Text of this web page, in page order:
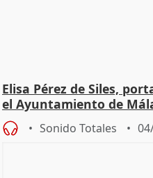
Elisa Pérez de Siles,
el Ayuntamiento de
Sonido Totales